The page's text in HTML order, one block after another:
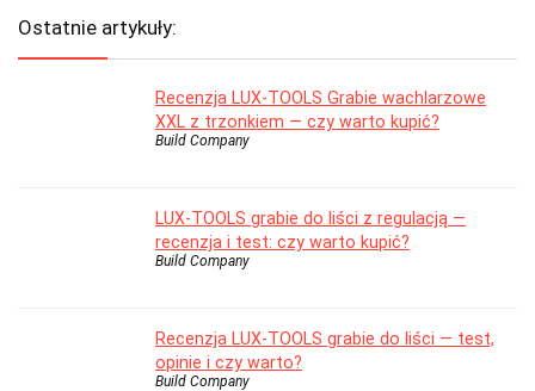
Ostatnie artykuły:
Recenzja LUX-TOOLS Grabie wachlarzowe
XXL z trzonkiem — czy warto kupić?
Build Company
LUX-TOOLS grabie do liści z regulacją —
recenzja i test: czy warto kupić?
Build Company
Recenzja LUX-TOOLS grabie do liści — test,
opinie i czy warto?
Build Company